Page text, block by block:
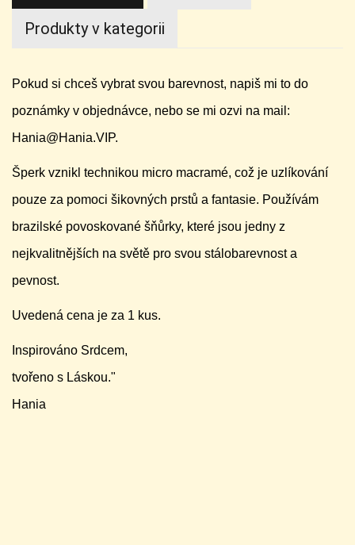
Produkty v kategorii
Pokud si chceš vybrat svou barevnost, napiš mi to do
poznámky v objednávce, nebo se mi ozvi na mail:
Hania@Hania.VIP.
Šperk vznikl technikou micro macramé, což je uzlíkování
pouze za pomoci šikovných prstů a fantasie. Používám
brazilské povoskované šňůrky, které jsou jedny z
nejkvalitnějších na světě pro svou stálobarevnost a
pevnost.
Uvedená cena je za 1 kus.
Inspirováno Srdcem,
tvořeno s Láskou."
Hania